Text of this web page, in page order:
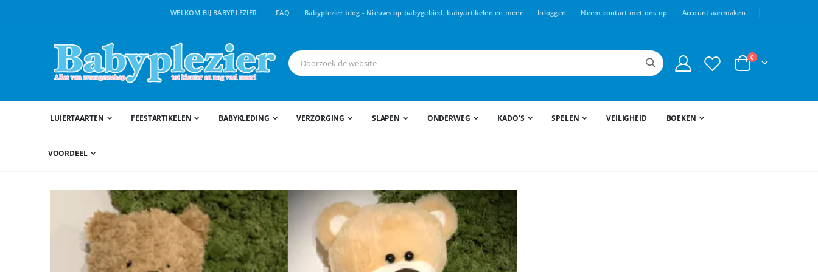
WELKOM BIJ BABYPLEZIER FAQ Babyplezier blog - Nieuws op babygebied, babyartikelen en meer Inloggen Neem contact met ons op Account aanmaken
Cart
0producten
LUIERTAARTEN FEESTARTIKELEN BABYKLEDING VERZORGING SLAPEN ONDERWEG KADO'S SPELEN VEILIGHEID BOEKEN
VOORDEEL